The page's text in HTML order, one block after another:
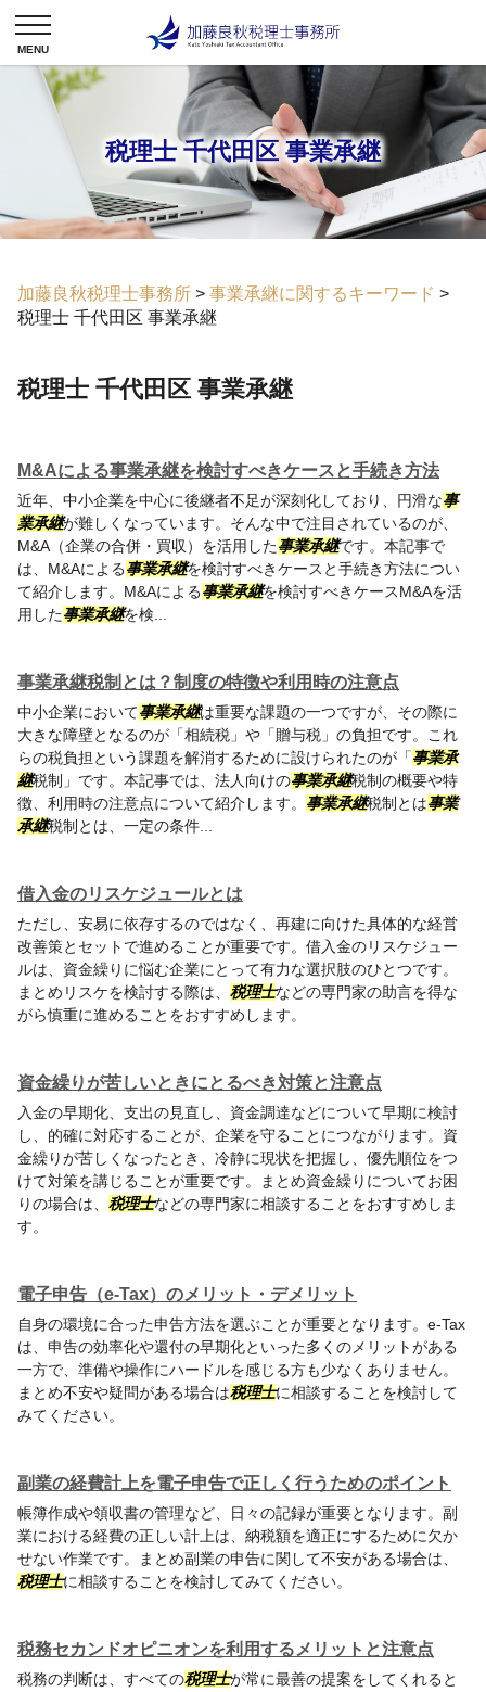
税理士 千代田区 事業承継
加藤良秋税理士事務所 > 事業承継に関するキーワード >
税理士 千代田区 事業承継
税理士 千代田区 事業承継
M&Aによる事業承継を検討すべきケースと手続き方法
近年、中小企業を中心に後継者不足が深刻化しており、円滑な事
業承継が難しくなっています。そんな中で注目されているのが、
M&A（企業の合併・買収）を活用した事業承継です。本記事で
は、M&Aによる事業承継を検討すべきケースと手続き方法につい
て紹介します。M&Aによる事業承継を検討すべきケースM&Aを活
用した事業承継を検...
事業承継税制とは？制度の特徴や利用時の注意点
中小企業において事業承継は重要な課題の一つですが、その際に
大きな障壁となるのが「相続税」や「贈与税」の負担です。これ
らの税負担という課題を解消するために設けられたのが「事業承
継税制」です。本記事では、法人向けの事業承継税制の概要や特
徴、利用時の注意点について紹介します。 事業承継税制とは事業
承継税制とは、一定の条件...
借入金のリスケジュールとは
ただし、安易に依存するのではなく、再建に向けた具体的な経営
改善策とセットで進めることが重要です。借入金のリスケジュー
ルは、資金繰りに悩む企業にとって有力な選択肢のひとつです。
まとめリスケを検討する際は、 税理士などの専門家の助言を得な
がら慎重に進めることをおすすめします。
資金繰りが苦しいときにとるべき対策と注意点
入金の早期化、支出の見直し、資金調達などについて早期に検討
し、的確に対応することが、企業を守ることにつながります。資
金繰りが苦しくなったとき、冷静に現状を把握し、優先順位をつ
けて対策を講じることが重要です。まとめ資金繰りについてお困
りの場合は、 税理士などの専門家に相談することをおすすめしま
す。
電子申告（e-Tax）のメリット・デメリット
自身の環境に合った申告方法を選ぶことが重要となります。e-Tax
は、申告の効率化や還付の早期化といった多くのメリットがある
一方で、準備や操作にハードルを感じる方も少なくありません。
まとめ不安や疑問がある場合は税理士に相談することを検討して
みてください。
副業の経費計上を電子申告で正しく行うためのポイント
帳簿作成や領収書の管理など、日々の記録が重要となります。副
業における経費の正しい計上は、納税額を適正にするために欠か
せない作業です。まとめ副業の申告に関して不安がある場合は、
税理士に相談することを検討してみてください。
税務セカンドオピニオンを利用するメリットと注意点
税務の判断は、すべての税理士が常に最善の提案をしてくれると